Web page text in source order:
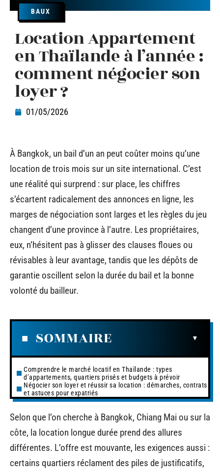
BAUX
Location Appartement
en Thaïlande à l’année :
comment négocier son
loyer ?
01/05/2026
À Bangkok, un bail d’un an peut coûter moins qu’une
location de trois mois sur un site international. C’est
une réalité qui surprend : sur place, les chiffres
s’écartent radicalement des annonces en ligne, les
marges de négociation sont larges et les règles du jeu
changent d’une province à l’autre. Les propriétaires,
eux, n’hésitent pas à glisser des clauses floues ou
révisables à leur avantage, tandis que les dépôts de
garantie oscillent selon la durée du bail et la bonne
volonté du bailleur.
SOMMAIRE
Comprendre le marché locatif en Thaïlande : types
d’appartements, quartiers prisés et budgets à prévoir
Négocier son loyer et réussir sa location : démarches, contrats
et astuces pour expatriés
Selon que l’on cherche à Bangkok, Chiang Mai ou sur la
côte, la location longue durée prend des allures
différentes. L’offre est mouvante, les exigences aussi :
certains quartiers réclament des piles de justificatifs,